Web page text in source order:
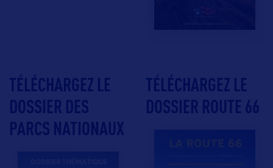
TÉLÉCHARGEZ LE
DOSSIER DES
PARCS NATIONAUX
TÉLÉCHARGEZ LE
DOSSIER ROUTE 66